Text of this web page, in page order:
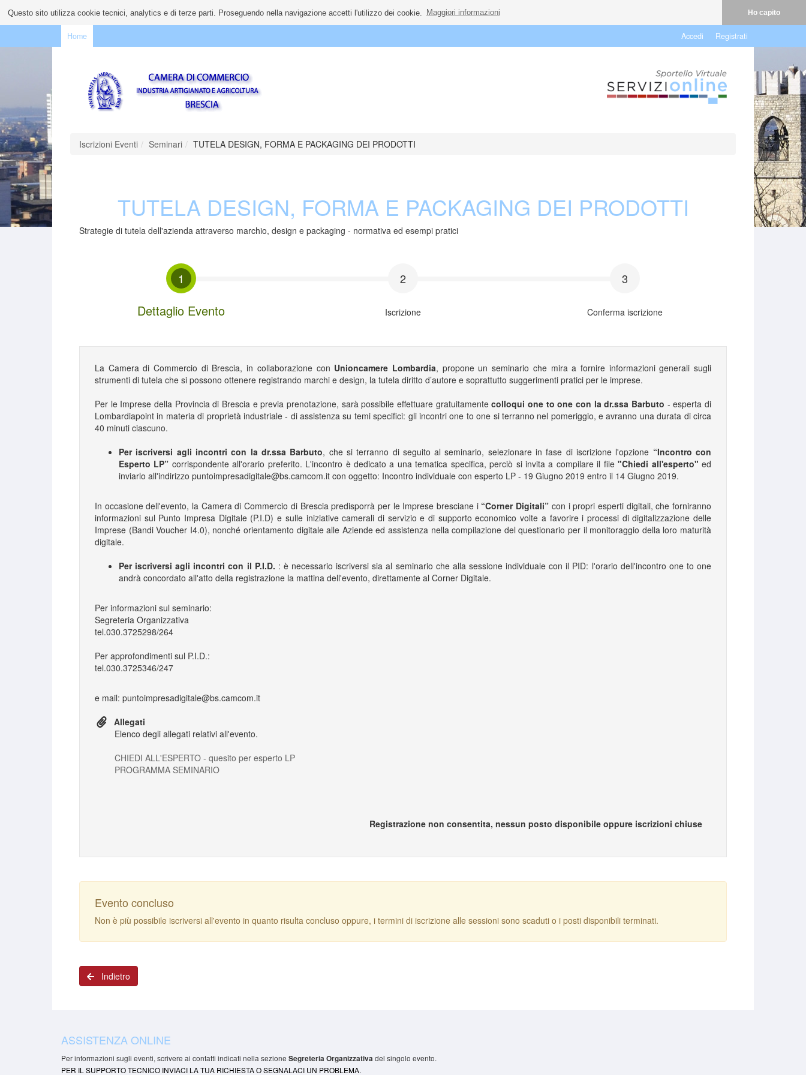
Questo sito utilizza cookie tecnici, analytics e di terze parti. Proseguendo nella navigazione accetti l'utilizzo dei cookie. Maggiori informazioni Ho capito
Home Accedi Registrati
Iscrizioni Eventi Seminari TUTELA DESIGN, FORMA E PACKAGING DEI PRODOTTI
TUTELA DESIGN, FORMA E PACKAGING DEI PRODOTTI
Strategie di tutela dell'azienda attraverso marchio, design e packaging - normativa ed esempi pratici
1
Dettaglio Evento
2
Iscrizione
3
Conferma iscrizione
La Camera di Commercio di Brescia, in collaborazione con Unioncamere Lombardia, propone un seminario che mira a fornire informazioni generali sugli
strumenti di tutela che si possono ottenere registrando marchi e design, la tutela diritto d’autore e soprattutto suggerimenti pratici per le imprese.
Per le Imprese della Provincia di Brescia e previa prenotazione, sarà possibile effettuare gratuitamentecolloqui one to one con la dr.ssa Barbuto - esperta di
Lombardiapoint in materia di proprietà industriale - di assistenza su temi specifici: gli incontri one to one si terranno nel pomeriggio, e avranno una durata di circa
40 minuti ciascuno.
Per iscriversi agli incontri con la dr.ssa Barbuto, che si terranno di seguito al seminario, selezionare in fase di iscrizione l'opzione “Incontro con
Esperto LP” corrispondente all'orario preferito. L'incontro è dedicato a una tematica specifica, perciò si invita a compilare il file"Chiedi all'esperto" ed
inviarlo all'indirizzo puntoimpresadigitale@bs.camcom.it con oggetto: Incontro individuale con esperto LP - 19 Giugno 2019 entro il 14 Giugno 2019.
In occasione dell'evento, la Camera di Commercio di Brescia predisporrà per le Imprese bresciane i“Corner Digitali” con i propri esperti digitali, che forniranno
informazioni sul Punto Impresa Digitale (P.I.D) e sulle iniziative camerali di servizio e di supporto economico volte a favorire i processi di digitalizzazione delle
Imprese (Bandi Voucher I4.0), nonché orientamento digitale alle Aziende ed assistenza nella compilazione del questionario per il monitoraggio della loro maturità
digitale.
Per iscriversi agli incontri con il P.I.D. : è necessario iscriversi sia al seminario che alla sessione individuale con il PID: l'orario dell'incontro one to one
andrà concordato all'atto della registrazione la mattina dell'evento, direttamente al Corner Digitale.
Per informazioni sul seminario:
Segreteria Organizzativa
tel.030.3725298/264
Per approfondimenti sul P.I.D.:
tel.030.3725346/247
e mail: puntoimpresadigitale@bs.camcom.it
Allegati
Elenco degli allegati relativi all'evento.
CHIEDI ALL'ESPERTO - quesito per esperto LP
PROGRAMMA SEMINARIO
Registrazione non consentita, nessun posto disponibile oppure iscrizioni chiuse
Evento concluso
Non è più possibile iscriversi all'evento in quanto risulta concluso oppure, i termini di iscrizione alle sessioni sono scaduti o i posti disponibili terminati.
Indietro
ASSISTENZA ONLINE
Per informazioni sugli eventi, scrivere ai contatti indicati nella sezione Segreteria Organizzativa del singolo evento.
PER IL SUPPORTO TECNICO INVIACI LA TUA RICHIESTA O SEGNALACI UN PROBLEMA.